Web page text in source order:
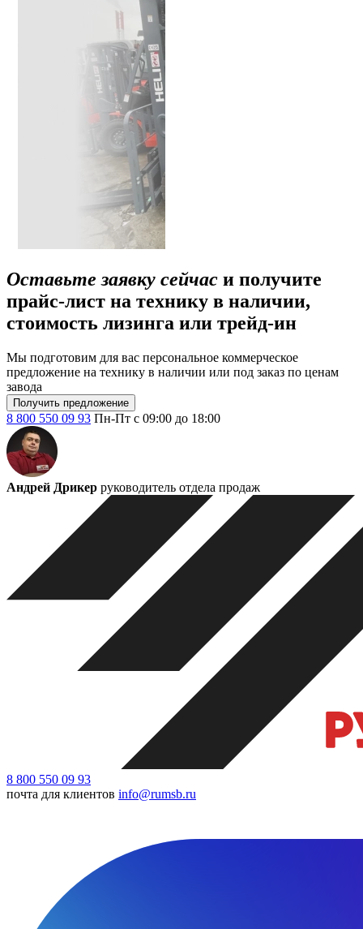
Оставьте заявку сейчас и получите
прайс-лист на технику в наличии,
стоимость лизинга или трейд-ин
Мы подготовим для вас персональное коммерческое
предложение на технику в наличии или под заказ по ценам
завода
Получить предложение
8 800 550 09 93 Пн-Пт с 09:00 до 18:00
Андрей Дрикер руководитель отдела продаж
8 800 550 09 93
почта для клиентов info@rumsb.ru